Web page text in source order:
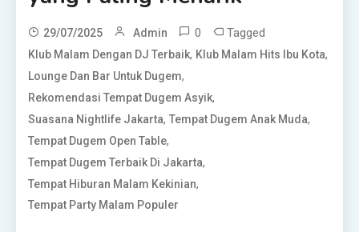
29/07/2025 Admin 0 Tagged
Klub Malam Dengan DJ Terbaik, Klub Malam Hits Ibu Kota,
Lounge Dan Bar Untuk Dugem,
Rekomendasi Tempat Dugem Asyik,
Suasana Nightlife Jakarta,Tempat Dugem Anak Muda,
Tempat Dugem Open Table,
Tempat Dugem Terbaik Di Jakarta,
Tempat Hiburan Malam Kekinian,
Tempat Party Malam Populer